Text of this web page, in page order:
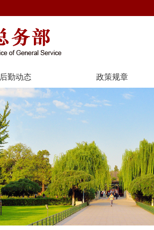
后勤动态 政策规章